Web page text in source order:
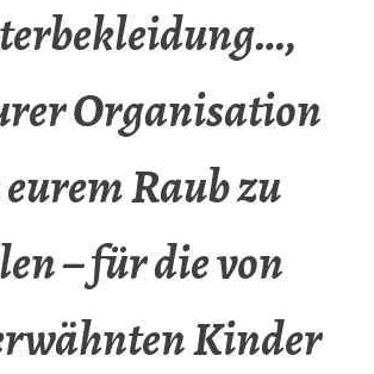
Organisation
Raub zu
– für die von
Kinder